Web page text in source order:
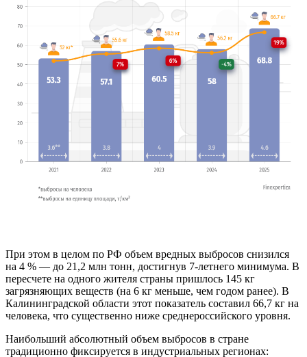
При этом в целом по РФ объем вредных выбросов снизился
на 4 % — до 21,2 млн тонн, достигнув 7-летнего минимума. В
пересчете на одного жителя страны пришлось 145 кг
загрязняющих веществ (на 6 кг меньше, чем годом ранее). В
Калининградской области этот показатель составил 66,7 кг на
человека, что существенно ниже среднероссийского уровня.
Наибольший абсолютный объем выбросов в стране
традиционно фиксируется в индустриальных регионах: